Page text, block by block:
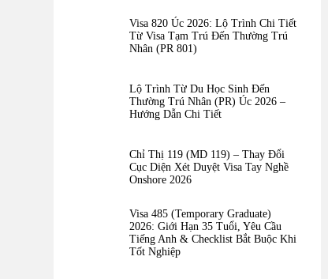
Visa 820 Úc 2026: Lộ Trình Chi Tiết
Từ Visa Tạm Trú Đến Thường Trú
Nhân (PR 801)
Lộ Trình Từ Du Học Sinh Đến
Thường Trú Nhân (PR) Úc 2026 –
Hướng Dẫn Chi Tiết
Chỉ Thị 119 (MD 119) – Thay Đổi
Cục Diện Xét Duyệt Visa Tay Nghề
Onshore 2026
Visa 485 (Temporary Graduate)
2026: Giới Hạn 35 Tuổi, Yêu Cầu
Tiếng Anh & Checklist Bắt Buộc Khi
Tốt Nghiệp